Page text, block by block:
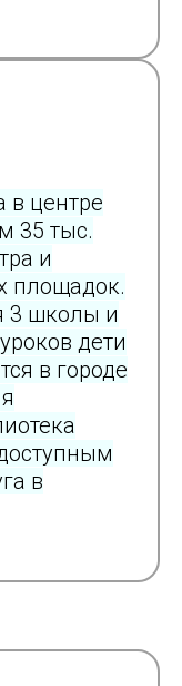
в центре
35 тыс.
и
площадок.
3 школы и
дети
в городе
в